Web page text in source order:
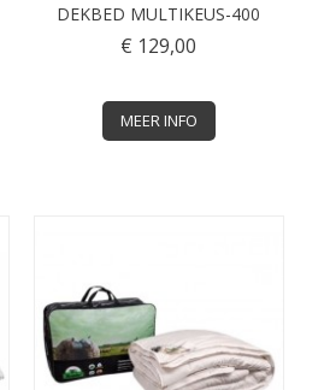
DEKBED MULTIKEUS-400
€ 129,00
MEER INFO